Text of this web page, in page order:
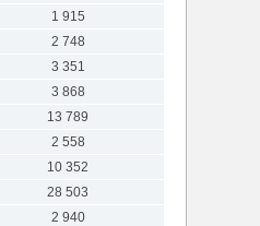
1 915
2 748
3 351
3 868
13 789
2 558
10 352
28 503
2 940